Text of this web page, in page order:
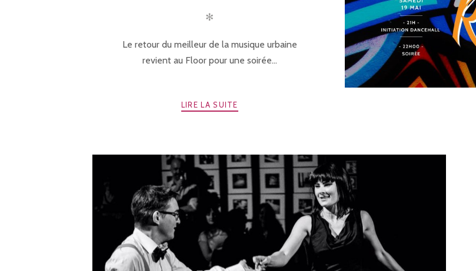
✻
Le retour du meilleur de la musique urbaine
revient au Floor pour une soirée...
LIRE LA SUITE